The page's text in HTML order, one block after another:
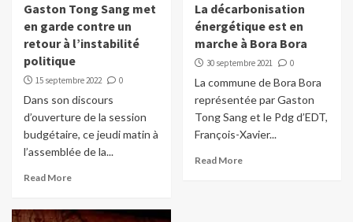
Gaston Tong Sang met
en garde contre un
retour à l’instabilité
politique
15 septembre 2022 0
Dans son discours
d’ouverture de la session
budgétaire, ce jeudi matin à
l’assemblée de la...
Read More
La décarbonisation
énergétique est en
marche à Bora Bora
30 septembre 2021 0
La commune de Bora Bora
représentée par Gaston
Tong Sang et le Pdg d’EDT,
François-Xavier...
Read More